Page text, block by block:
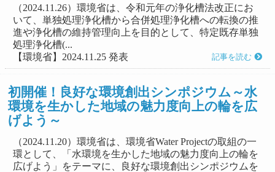
（2024.11.26）環境省は、令和元年の浄化槽法改正にお
いて、単独処理浄化槽から合併処理浄化槽への転換の推
進や浄化槽の維持管理向上を目的として、特定既存単独
処理浄化槽(...
【環境省】2024.11.25 発表
記事を読む
初開催！良好な環境創出シンポジウム～水
環境を生かした地域の魅力度向上の輪を広
げよう～
（2024.11.20）環境省は、環境省Water Projectの取組の一
環として、「水環境を生かした地域の魅力度向上の輪を
広げよう」をテーマに、良好な環境創出シンポジウムを